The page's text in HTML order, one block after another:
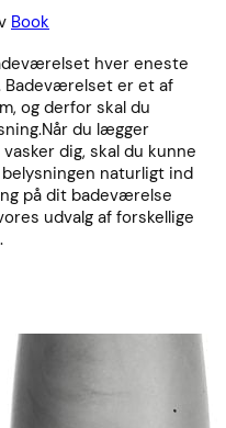
Book
hver eneste
Badeværelset er et af
og derfor skal du
du lægger
dig, skal du kunne
naturligt ind
på dit badeværelse
udvalg af forskellige